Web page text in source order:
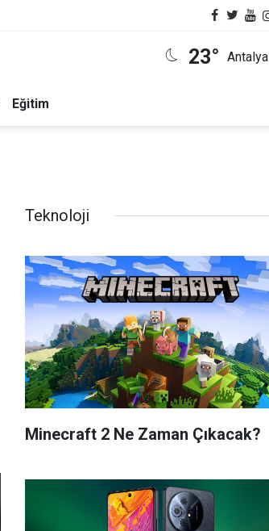
23° Antalya
Eğitim
Teknoloji
Minecraft 2 Ne Zaman Çıkacak?